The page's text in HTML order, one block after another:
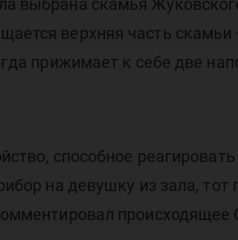
выбрана скамья
верхняя часть
прижимает к себе две
способное
на девушку из зала,
происходящее